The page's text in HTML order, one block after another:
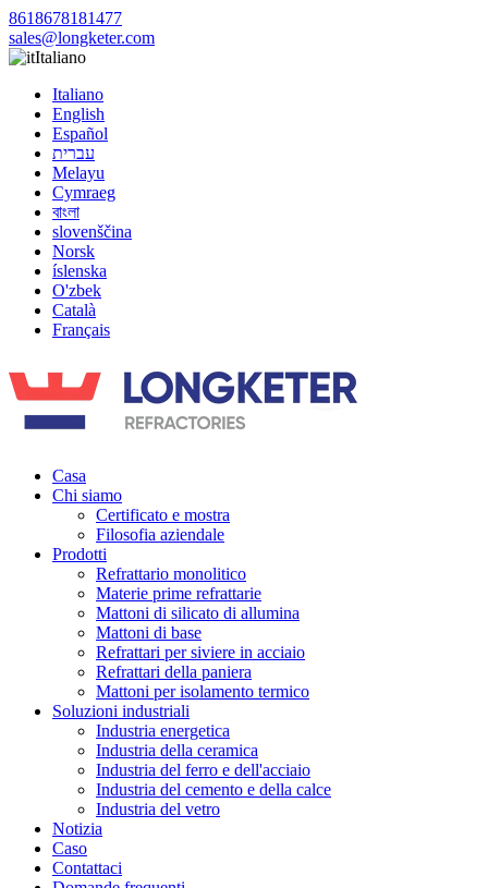
8618678181477
sales@longketer.com
Italiano
Italiano
English
Español
עברית
Melayu
Cymraeg
বাংলা
slovenščina
Norsk
íslenska
O'zbek
Català
Français
Casa
Chi siamo
Certificato e mostra
Filosofia aziendale
Prodotti
Refrattario monolitico
Materie prime refrattarie
Mattoni di silicato di allumina
Mattoni di base
Refrattari per siviere in acciaio
Refrattari della paniera
Mattoni per isolamento termico
Soluzioni industriali
Industria energetica
Industria della ceramica
Industria del ferro e dell'acciaio
Industria del cemento e della calce
Industria del vetro
Notizia
Caso
Contattaci